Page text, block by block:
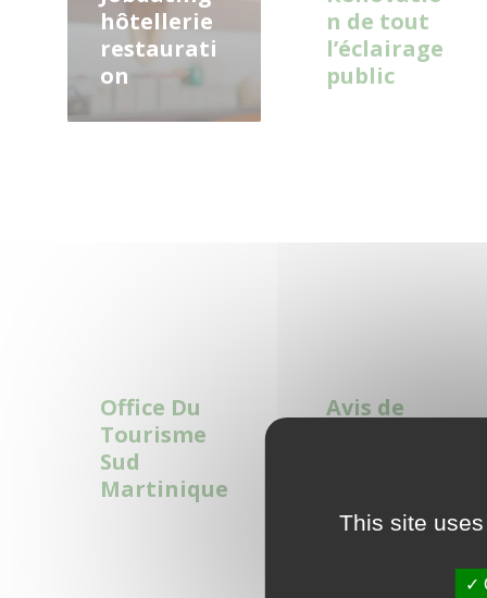
hôtellerie
restaurati
on
n de tout
l’éclairage
public
Office Du
Tourisme
Sud
Martinique
Avis de
This site